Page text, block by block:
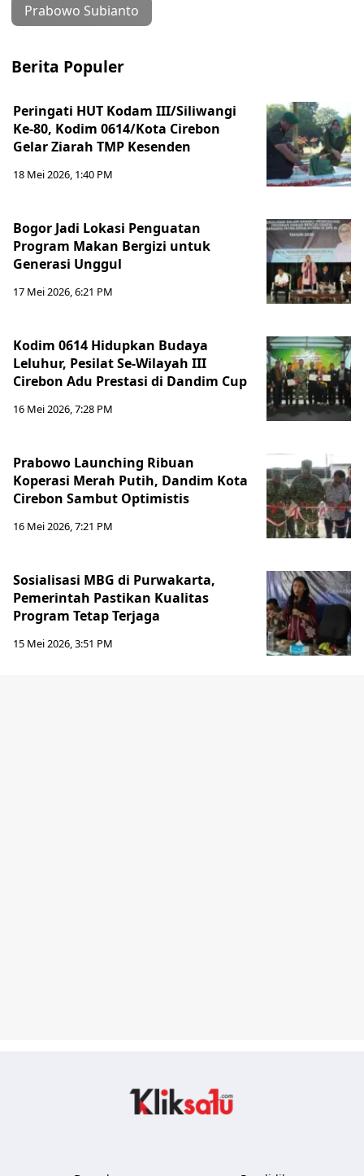
Prabowo Subianto
Berita Populer
Peringati HUT Kodam III/Siliwangi
Ke-80, Kodim 0614/Kota Cirebon
Gelar Ziarah TMP Kesenden
18 Mei 2026, 1:40 PM
Bogor Jadi Lokasi Penguatan
Program Makan Bergizi untuk
Generasi Unggul
17 Mei 2026, 6:21 PM
Kodim 0614 Hidupkan Budaya
Leluhur, Pesilat Se-Wilayah III
Cirebon Adu Prestasi di Dandim Cup
16 Mei 2026, 7:28 PM
Prabowo Launching Ribuan
Koperasi Merah Putih, Dandim Kota
Cirebon Sambut Optimistis
16 Mei 2026, 7:21 PM
Sosialisasi MBG di Purwakarta,
Pemerintah Pastikan Kualitas
Program Tetap Terjaga
15 Mei 2026, 3:51 PM